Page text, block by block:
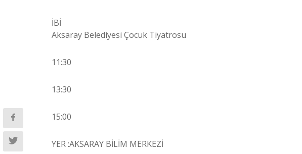
İBİ
Aksaray Belediyesi Çocuk Tiyatrosu
11:30
13:30
15:00
YER :AKSARAY BİLİM MERKEZİ